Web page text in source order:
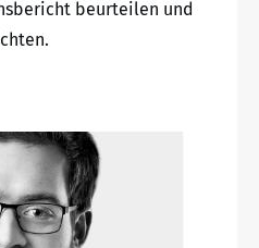
beurteilen und